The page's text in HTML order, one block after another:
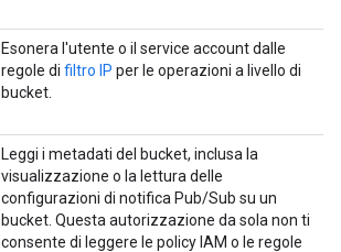
Esonera l'utente o il service account dalle
regole di filtro IP per le operazioni a livello di
bucket.
Leggi i metadati del bucket, inclusa la
visualizzazione o la lettura delle
configurazioni di notifica Pub/Sub su un
bucket. Questa autorizzazione da sola non ti
consente di leggere le policy IAM o le regole